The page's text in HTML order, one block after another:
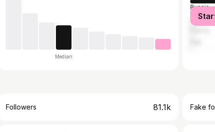
Median
Russia
United
Followers 81.1k Fake